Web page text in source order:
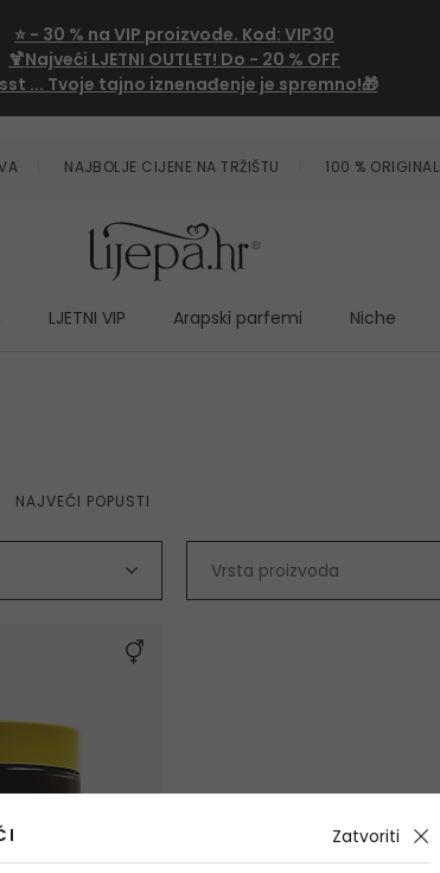
⭐ - 30 % na VIP proizvode. Kod: VIP30
🍹Najveći LJETNI OUTLET! Do - 20 % OFF
... Tvoje tajno iznenađenje je spremno!🎁
NAJBOLJE CIJENE NA TRŽIŠTU 100 %
LJETNI VIP Arapski parfemi Niche
NAJVEĆI POPUSTI
Vrsta proizvoda
Zatvoriti